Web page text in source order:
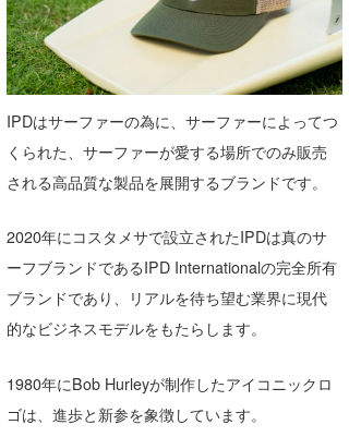
IPDはサーファーの為に、サーファーによってつ
くられた、サーファーが愛する場所でのみ販売
される高品質な製品を展開するブランドです。
2020年にコスタメサで設立されたIPDは真のサ
ーフブランドであるIPD Internationalの完全所有
ブランドであり、リアルを待ち望む業界に現代
的なビジネスモデルをもたらします。
1980年にBob Hurleyが制作したアイコニックロ
ゴは、進歩と新参を象徴しています。